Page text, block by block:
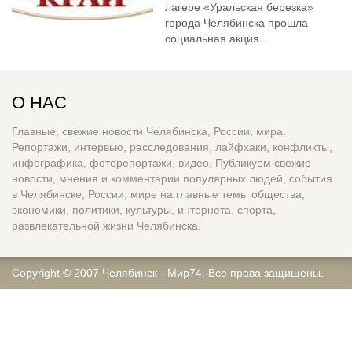
лагере «Уральская березка»
города Челябинска прошла
социальная акция...
О НАС
Главные, свежие новости Челябинска, России, мира.
Репортажи, интервью, расследования, лайфхаки, конфликты,
инфографика, фоторепортажи, видео. Публикуем свежие
новости, мнения и комментарии популярных людей, события
в Челябинске, России, мире на главные темы общества,
экономики, политики, культуры, интернета, спорта,
развлекательной жизни Челябинска.
Copyright © 2007 Челябинск - Мир74 . Все права защищены.